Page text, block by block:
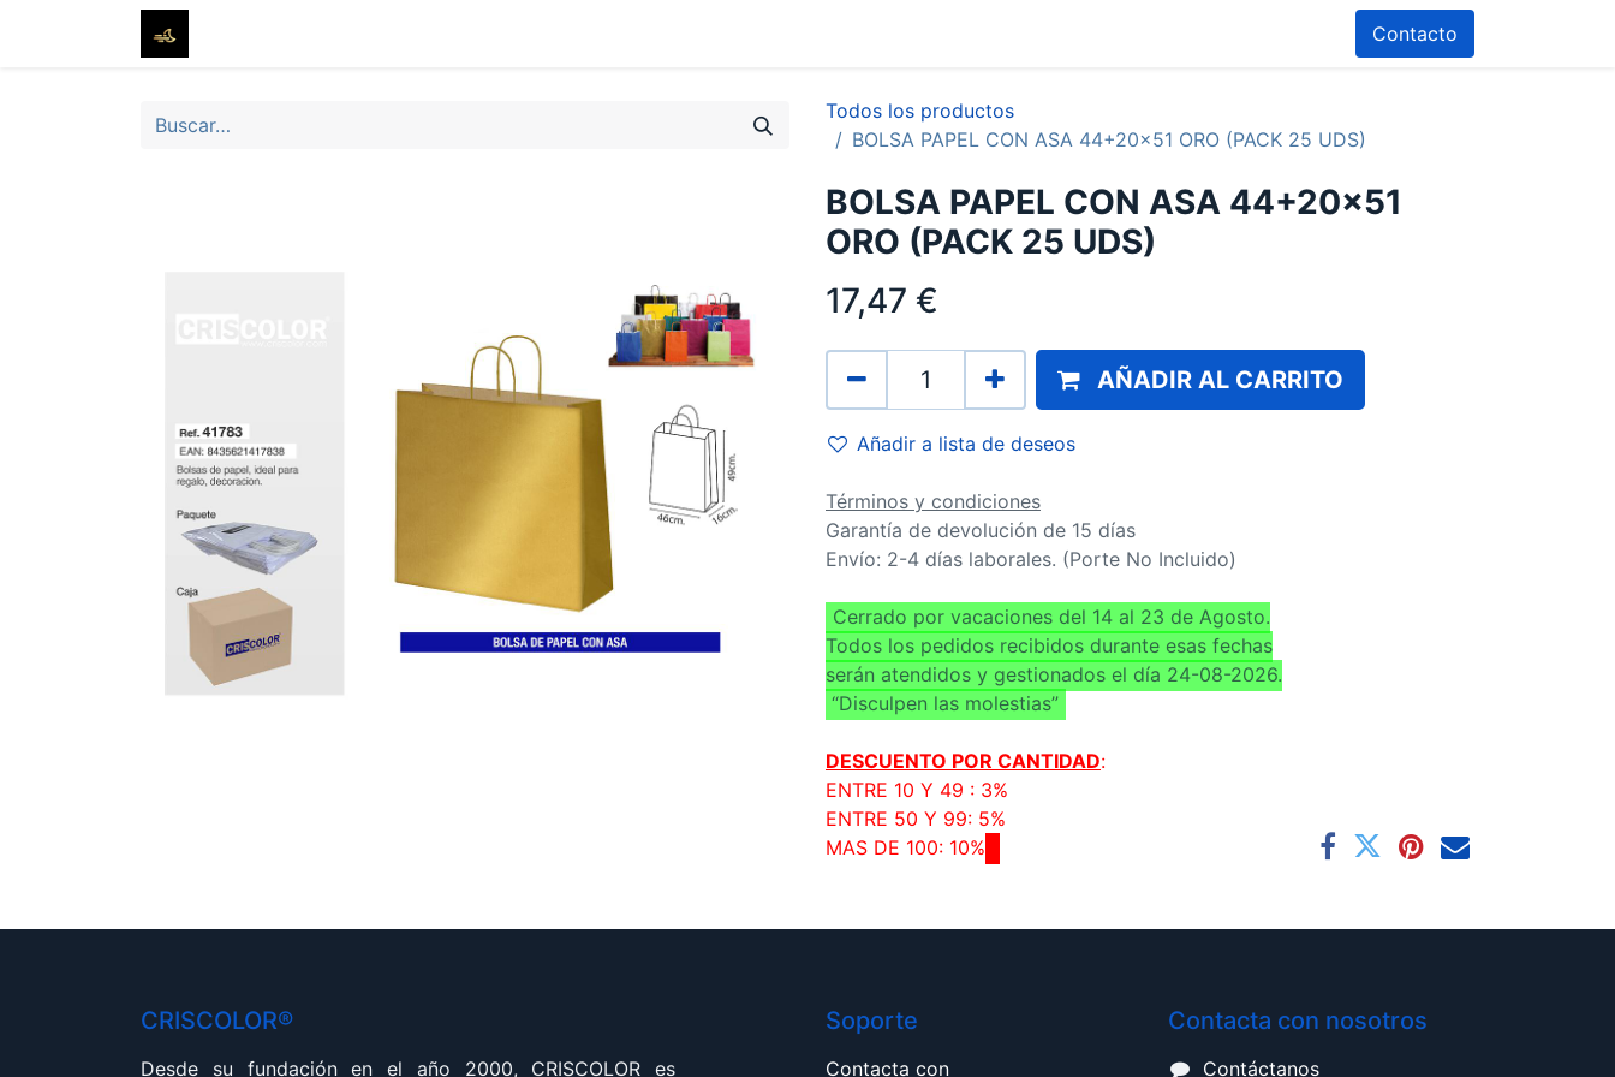
Contacto
Todos los productos
BOLSA PAPEL CON ASA 44+20x51 ORO (PACK 25 UDS)
BOLSA PAPEL CON ASA 44+20x51
ORO (PACK 25 UDS)
17,47 €
AÑADIR AL CARRITO
Añadir a lista de deseos
Términos y condiciones
Garantía de devolución de 15 días
Envío: 2-4 días laborales. (Porte No Incluido)
Cerrado por vacaciones del 14 al 23 de Agosto.
Todos los pedidos recibidos durante esas fechas
serán atendidos y gestionados el día 24-08-2026.
“Disculpen las molestias”
DESCUENTO POR CANTIDAD:
ENTRE 10 Y 49 : 3%
ENTRE 50 Y 99: 5%
MAS DE 100: 10%
CRISCOLOR®
Desde su fundación en el año 2000, CRISCOLOR es
Soporte
Contacta con
Contacta con nosotros
Contáctanos